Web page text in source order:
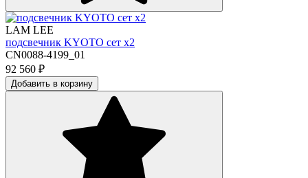
LAM LEE
подсвечник KYOTO сет х2
CN0088-4199_01
92 560 ₽
Добавить в корзину